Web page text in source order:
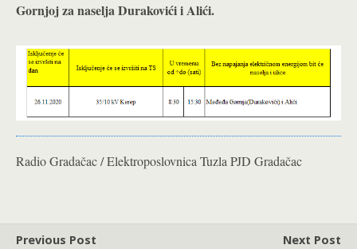
Gornjoj za naselja Durakovići i Alići.
Radio Gradačac / Elektroposlovnica Tuzla PJD Gradačac
Previous Post
Next Post